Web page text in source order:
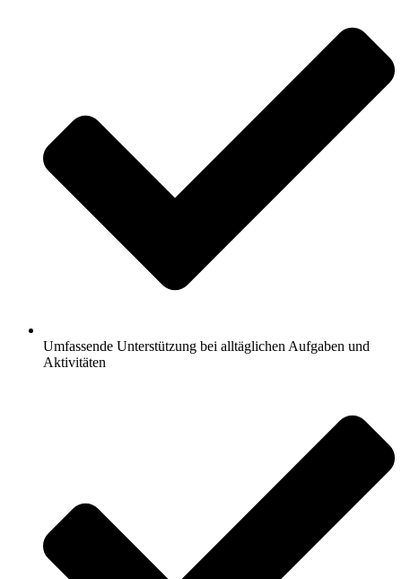
Umfassende Unterstützung bei alltäglichen Aufgaben und
Aktivitäten